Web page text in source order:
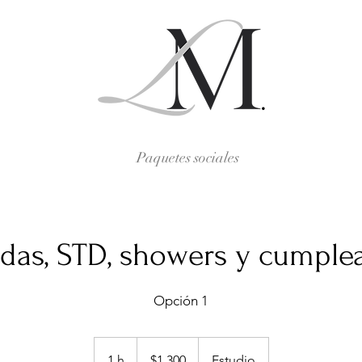
Paquetes sociales
STD, showers y
Opción 1
mexicanos